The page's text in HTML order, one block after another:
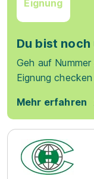
Eignung
Du bist
Geh auf
Eignung
Mehr erfahren